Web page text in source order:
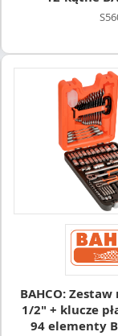
BAHCO:
1/2" + klucze
94 elementy